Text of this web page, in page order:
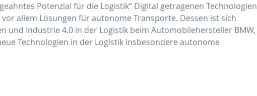
Potenzial für die Logistik“ Digital getragenen Technologien
allem Lösungen für autonome Transporte. Dessen ist sich
und Industrie 4.0 in der Logistik beim Automobilehersteller BMW,
Technologien in der Logistik insbesondere autonome